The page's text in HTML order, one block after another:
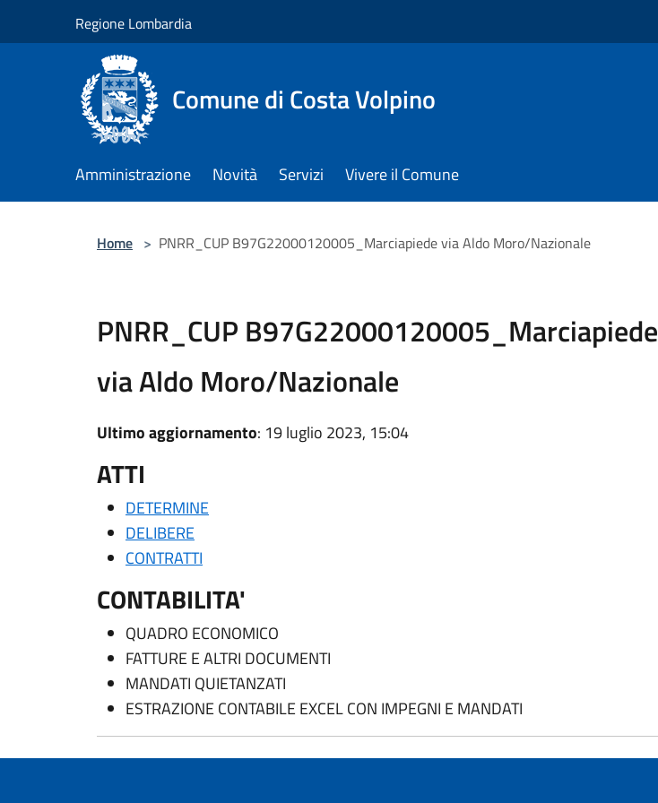
Regione Lombardia
Comune di Costa Volpino
Amministrazione Novità Servizi Vivere il Comune
Home > PNRR_CUP B97G22000120005_Marciapiede via Aldo Moro/Nazionale
PNRR_CUP B97G22000120005_Marciapiede
via Aldo Moro/Nazionale
Ultimo aggiornamento: 19 luglio 2023, 15:04
ATTI
DETERMINE
DELIBERE
CONTRATTI
CONTABILITA'
QUADRO ECONOMICO
FATTURE E ALTRI DOCUMENTI
MANDATI QUIETANZATI
ESTRAZIONE CONTABILE EXCEL CON IMPEGNI E MANDATI